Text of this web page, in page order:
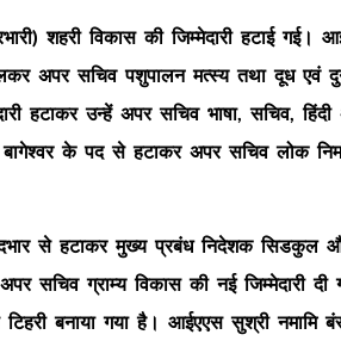
शहरी विकास की जिम्मेदारी हटाई गई।
अपर सचिव पशुपालन मत्स्य तथा दूध एवं
हटाकर उन्हें अपर सचिव भाषा, सचिव,
बागेश्वर के पद से हटाकर अपर सचिव लोक
से हटाकर मुख्य प्रबंध निदेशक
सचिव ग्राम्य विकास की नई जिम्मेदारी
टिहरी बनाया गया है। आईएएस सुश्री